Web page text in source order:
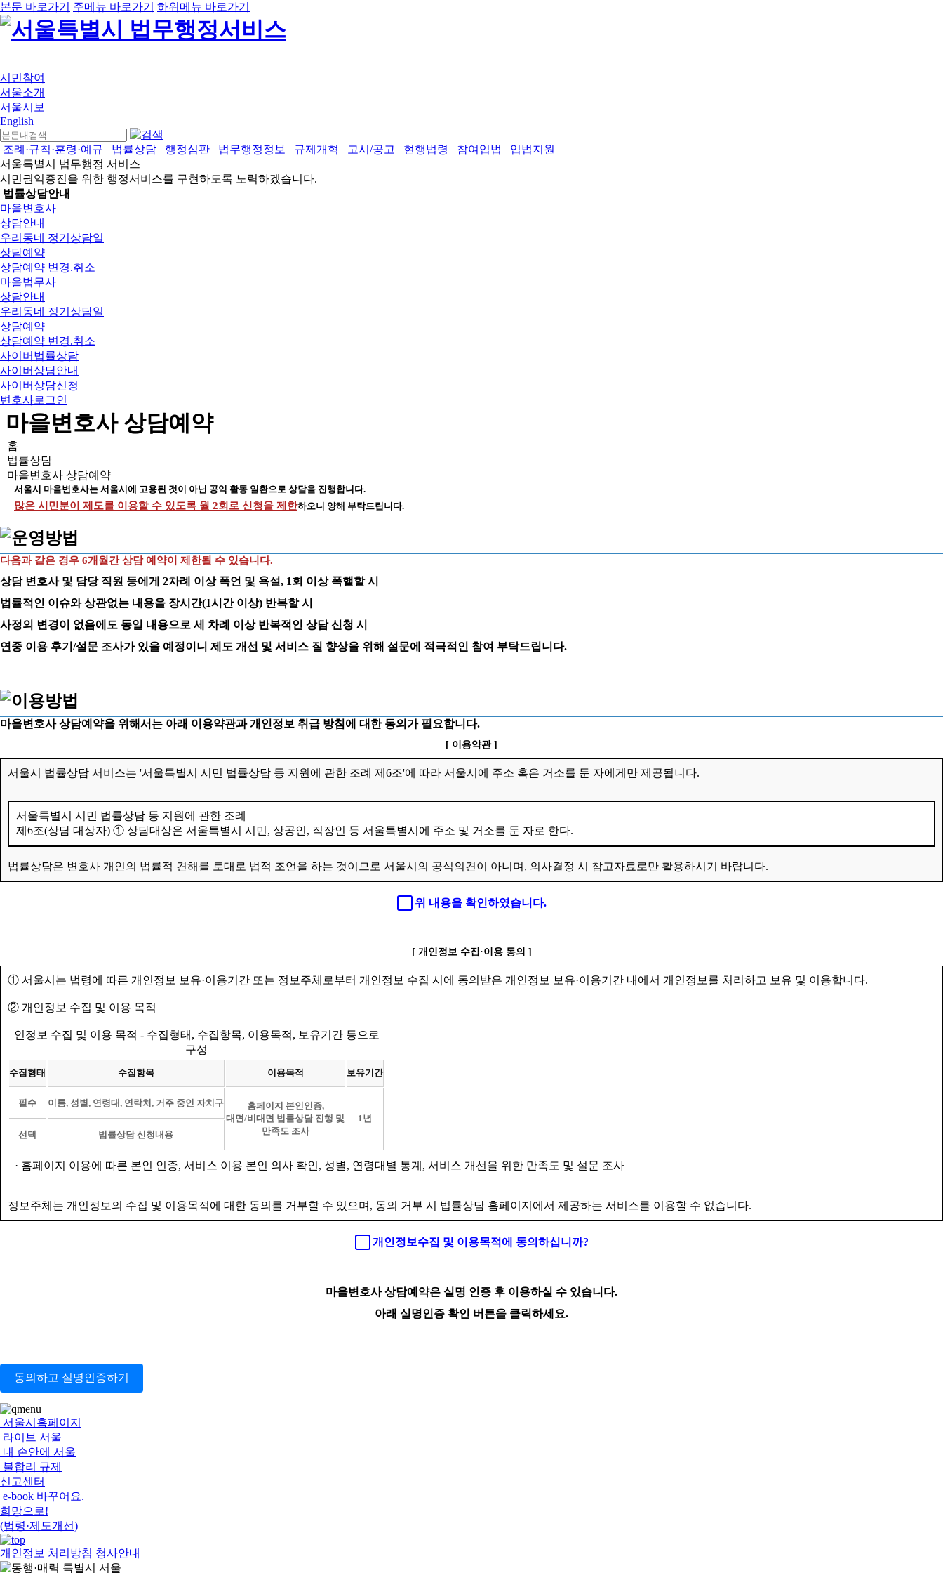
본문 바로가기 주메뉴 바로가기 하위메뉴 바로가기
시민참여
서울소개
서울시보
English
조례·규칙·훈령·예규 법률상담 행정심판 법무행정정보 규제개혁 고시/공고 현행법령 참여입법
입법지원
서울특별시 법무행정 서비스
시민권익증진을 위한 행정서비스를 구현하도록 노력하겠습니다.
법률상담안내
마을변호사
상담안내
우리동네 정기상담일
상담예약
상담예약 변경.취소
마을법무사
상담안내
우리동네 정기상담일
상담예약
상담예약 변경.취소
사이버법률상담
사이버상담안내
사이버상담신청
변호사로그인
마을변호사 상담예약
홈
법률상담
마을변호사 상담예약
서울시 마을변호사는 서울시에 고용된 것이 아닌 공익 활동 일환으로 상담을 진행합니다.
많은 시민분이 제도를 이용할 수 있도록 월 2회로 신청을 제한하오니 양해 부탁드립니다.
다음과 같은 경우 6개월간 상담 예약이 제한될 수 있습니다.
상담 변호사 및 담당 직원 등에게 2차례 이상 폭언 및 욕설, 1회 이상 폭핼할 시
법률적인 이슈와 상관없는 내용을 장시간(1시간 이상) 반복할 시
사정의 변경이 없음에도 동일 내용으로 세 차례 이상 반복적인 상담 신청 시
연중 이용 후기/설문 조사가 있을 예정이니 제도 개선 및 서비스 질 향상을 위해 설문에 적극적인 참여 부탁드립니다.
마을변호사 상담예약을 위해서는 아래 이용약관과 개인정보 취급 방침에 대한 동의가 필요합니다.
[ 이용약관 ]
서울시 법률상담 서비스는 '서울특별시 시민 법률상담 등 지원에 관한 조례 제6조'에 따라 서울시에 주소 혹은 거소를 둔 자에게만 제공됩니다.
서울특별시 시민 법률상담 등 지원에 관한 조례
제6조(상담 대상자) ① 상담대상은 서울특별시 시민, 상공인, 직장인 등 서울특별시에 주소 및 거소를 둔 자로 한다.
법률상담은 변호사 개인의 법률적 견해를 토대로 법적 조언을 하는 것이므로 서울시의 공식의견이 아니며, 의사결정 시 참고자료로만 활용하시기 바랍니다.
위 내용을 확인하였습니다.
[ 개인정보 수집·이용 동의 ]
① 서울시는 법령에 따른 개인정보 보유·이용기간 또는 정보주체로부터 개인정보 수집 시에 동의받은 개인정보 보유·이용기간 내에서 개인정보를 처리하고 보유 및 이용합니다.
② 개인정보 수집 및 이용 목적
인정보 수집 및 이용 목적 - 수집형태, 수집항목, 이용목적, 보유기간 등으로
구성
수집형태 수집항목 이용목적 보유기간
필수 이름, 성별, 연령대, 연락처, 거주 중인 자치구
홈페이지 본인인증,
대면/비대면 법률상담 진행 및
만족도 조사
1년
선택
법률상담 신청내용
· 홈페이지 이용에 따른 본인 인증, 서비스 이용 본인 의사 확인, 성별, 연령대별 통계, 서비스 개선을 위한 만족도 및 설문 조사
정보주체는 개인정보의 수집 및 이용목적에 대한 동의를 거부할 수 있으며, 동의 거부 시 법률상담 홈페이지에서 제공하는 서비스를 이용할 수 없습니다.
개인정보수집 및 이용목적에 동의하십니까?
마을변호사 상담예약은 실명 인증 후 이용하실 수 있습니다.
아래 실명인증 확인 버튼을 클릭하세요.
동의하고 실명인증하기
서울시홈페이지
라이브 서울
내 손안에 서울
불합리 규제
신고센터
e-book 바꾸어요.
희망으로!
(법령·제도개선)
개인정보 처리방침 청사안내